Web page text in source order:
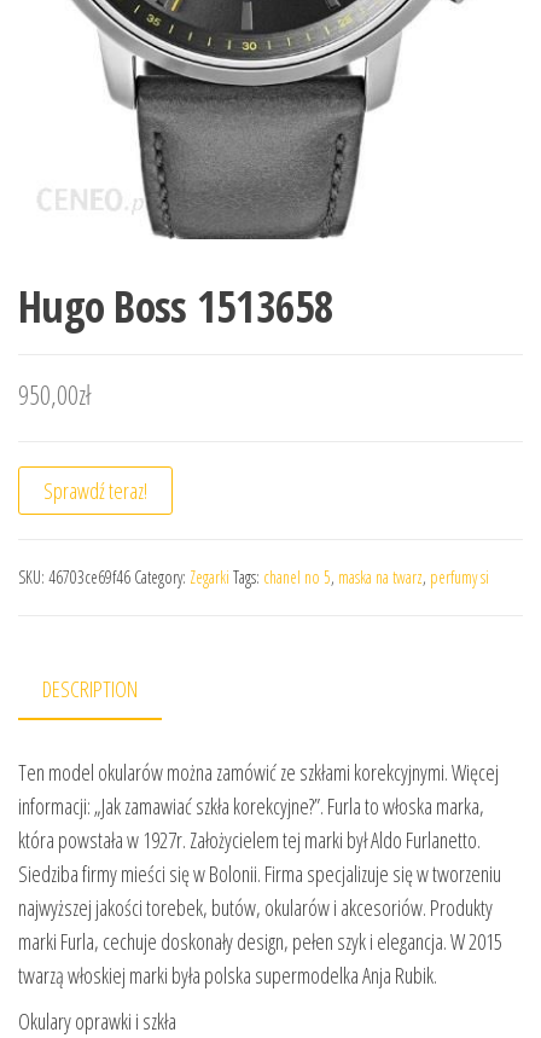
Hugo Boss 1513658
950,00zł
Sprawdź teraz!
SKU: 46703ce69f46 Category: Zegarki Tags: chanel no 5, maska na twarz, perfumy si
DESCRIPTION
Ten model okularów można zamówić ze szkłami korekcyjnymi. Więcej
informacji: „Jak zamawiać szkła korekcyjne?”. Furla to włoska marka,
która powstała w 1927r. Założycielem tej marki był Aldo Furlanetto.
Siedziba firmy mieści się w Bolonii. Firma specjalizuje się w tworzeniu
najwyższej jakości torebek, butów, okularów i akcesoriów. Produkty
marki Furla, cechuje doskonały design, pełen szyk i elegancja. W 2015
twarzą włoskiej marki była polska supermodelka Anja Rubik.
Okulary oprawki i szkła